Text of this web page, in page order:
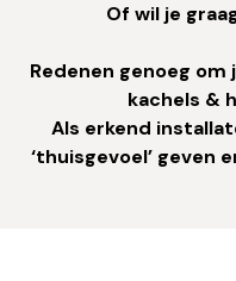
Of wil je
Redenen genoeg
kachels &
Als erkend
‘thuisgevoel’ geven